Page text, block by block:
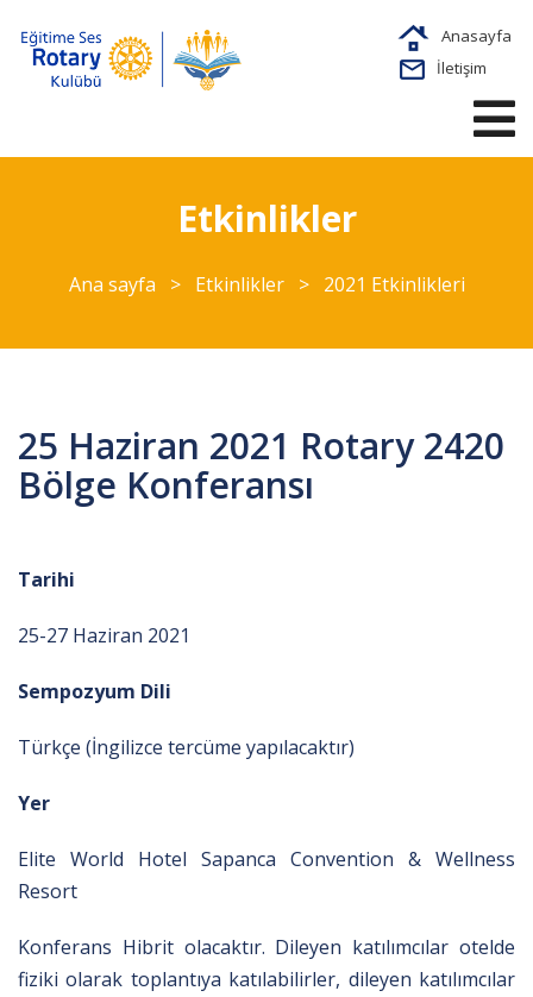
Anasayfa
İletişim
Etkinlikler
Ana sayfa > Etkinlikler > 2021 Etkinlikleri
25 Haziran 2021 Rotary 2420
Bölge Konferansı
Tarihi
25-27 Haziran 2021
Sempozyum Dili
Türkçe (İngilizce tercüme yapılacaktır)
Yer
Elite World Hotel Sapanca Convention & Wellness
Resort
Konferans Hibrit olacaktır. Dileyen katılımcılar otelde
fiziki olarak toplantıya katılabilirler, dileyen katılımcılar